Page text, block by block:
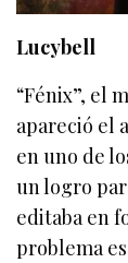
Lucybell
“Fénix”, el
apareció el
en uno de
un logro
editaba en
problema